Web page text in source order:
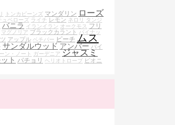
トンカビーンズ マンダリン ローズ
ュベローズ ライチ レモン ネロリ
タンジ
バニラ イランイラン オークモス フリ
マグノリア ブラックカラント パイナッ
アップル ベチバー ピーチ ムス
サンダルウッド アンバー バイ
ン・ノート ガーデニア ジャスミ
ト パチョリ ヘリオトロープ ピオニ